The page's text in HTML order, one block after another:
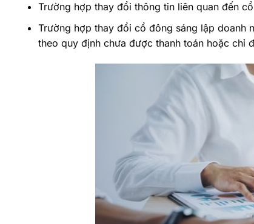
Trường hợp thay đổi thông tin liên quan đến
Trường hợp thay đổi cổ đông sáng lập doanh
theo quy định chưa được thanh toán hoặc chỉ